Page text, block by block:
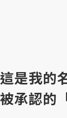
這是我的
被承認的